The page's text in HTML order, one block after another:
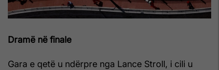
Dramë në finale
Gara e qetë u ndërpre nga Lance Stroll, i cili u